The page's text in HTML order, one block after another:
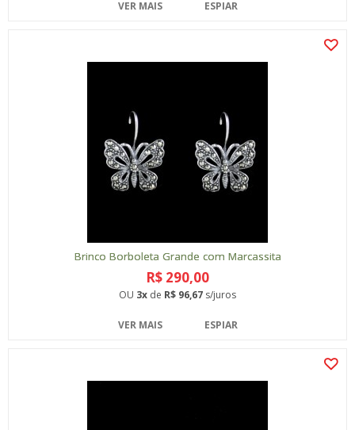
VER MAIS ESPIAR
Brinco Borboleta Grande com Marcassita
R$ 290,00
OU 3x de R$ 96,67 s/juros
VER MAIS ESPIAR